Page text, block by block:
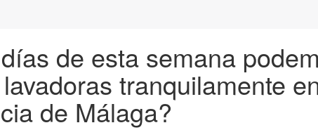
de esta semana
tranquilamente
de Málaga?